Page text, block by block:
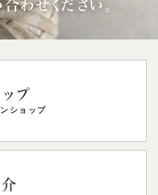
わせください。
プ
ショップ